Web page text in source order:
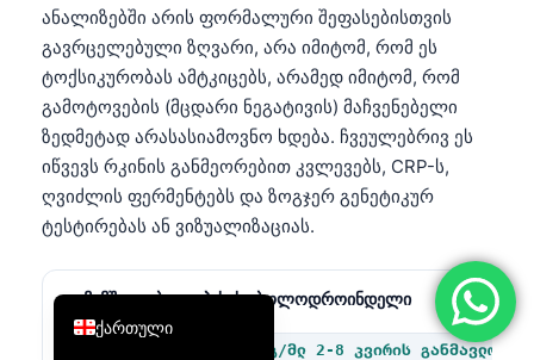
ანალიზებში არის ფორმალური შეფასებისთვის
გავრცელებული ზღვარი, არა იმიტომ, რომ ეს
ტოქსიკურობას ამტკიცებს, არამედ იმიტომ, რომ
გამოტოვების (მცდარი ნეგატივის) მაჩვენებელი
ზედმეტად არასასიამოვნო ხდება. ჩვეულებრივ ეს
იწვევს რკინის განმეორებით კვლევებს, CRP-ს,
ღვიძლის ფერმენტებს და ზოგჯერ გენეტიკურ
ტესტირებას ან ვიზუალიზაციას.
დამამშვიდებელი პასუხი ბოლოდროინდელი
ინფუზიის შემდეგ
დაახლოებით 300-800 ნგ/მლ 2-8 კვირის განმავლობაში
ქართული
English
العربية
Français
עִבְרִית
Italiano
Español
Português